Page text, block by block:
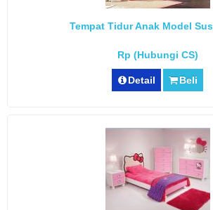
Tempat Tidur Anak Model
Rp (Hubungi CS)
Detail Beli